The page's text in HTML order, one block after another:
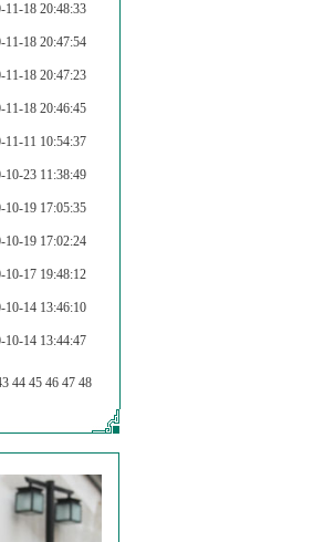
11-18 20:48:33
11-18 20:47:54
11-18 20:47:23
11-18 20:46:45
11-11 10:54:37
10-23 11:38:49
10-19 17:05:35
10-19 17:02:24
10-17 19:48:12
10-14 13:46:10
10-14 13:44:47
44 45 46 47 48